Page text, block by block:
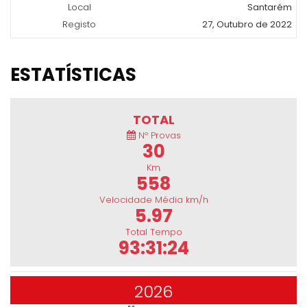
Local
Santarém
Registo
27, Outubro de 2022
ESTATÍSTICAS
TOTAL
Nº Provas
30
Km
558
Velocidade Média km/h
5.97
Total Tempo
93:31:24
2026